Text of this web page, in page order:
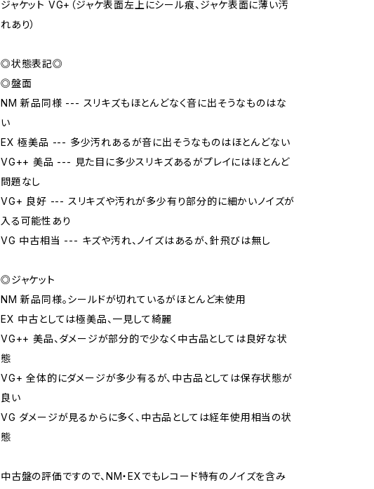
ジャケット VG+（ジャケ表面左上にシール痕、ジャケ表面に薄い汚
れあり）
◎状態表記◎
◎盤面
NM 新品同様 --- スリキズもほとんどなく音に出そうなものはな
い
EX 極美品 --- 多少汚れあるが音に出そうなものはほとんどない
VG++ 美品 --- 見た目に多少スリキズあるがプレイにはほとんど
問題なし
VG+ 良好 --- スリキズや汚れが多少有り部分的に細かいノイズが
入る可能性あり
VG 中古相当 --- キズや汚れ、ノイズはあるが、針飛びは無し
◎ジャケット
NM 新品同様。シールドが切れているがほとんど未使用
EX 中古としては極美品、一見して綺麗
VG++ 美品、ダメージが部分的で少なく中古品としては良好な状
態
VG+ 全体的にダメージが多少有るが、中古品としては保存状態が
良い
VG ダメージが見るからに多く、中古品としては経年使用相当の状
態
中古盤の評価ですので、NM・EXでもレコード特有のノイズを含み